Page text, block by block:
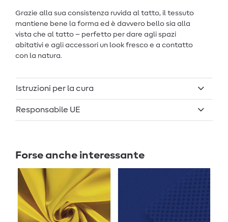
Grazie alla sua consistenza ruvida al tatto, il tessuto
mantiene bene la forma ed è davvero bello sia alla
vista che al tatto – perfetto per dare agli spazi
abitativi e agli accessori un look fresco e a contatto
con la natura.
Istruzioni per la cura
Responsabile UE
Forse anche interessante